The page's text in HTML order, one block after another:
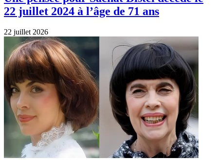
22 juillet 2024 à l’âge de 71 ans
22 juillet 2026